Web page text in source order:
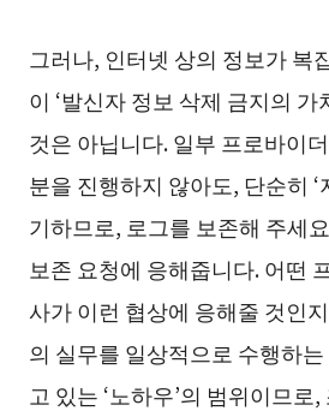
그러나, 인터넷 상의 정보가 복
이 ‘발신자 정보 삭제 금지의 가
것은 아닙니다. 일부 프로바이
분을 진행하지 않아도, 단순히
기하므로, 로그를 보존해 주세
보존 요청에 응해줍니다. 어떤
사가 이런 협상에 응해줄 것인
의 실무를 일상적으로 수행하
고 있는 ‘노하우’의 범위이므로